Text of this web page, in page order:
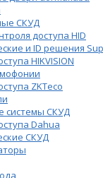
СКУД
доступа HID
и ID решения
HIKVISION
ZKTeco
системы СКУД
Dahua
СКУД